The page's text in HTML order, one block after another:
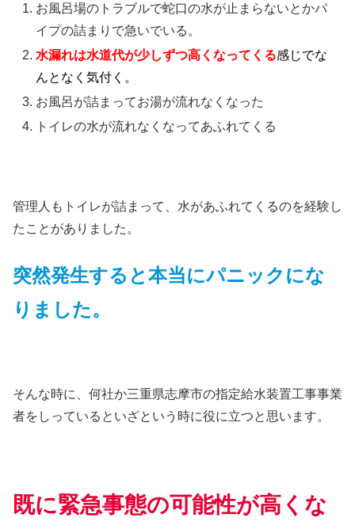
お風呂場のトラブルで蛇口の水が止まらないとかパ
イプの詰まりで急いでいる。
水漏れは水道代が少しずつ高くなってくる感じでな
んとなく気付く。
お風呂が詰まってお湯が流れなくなった
トイレの水が流れなくなってあふれてくる
管理人もトイレが詰まって、水があふれてくるのを経験し
たことがありました。
突然発生すると本当にパニックにな
りました。
そんな時に、何社か三重県志摩市の指定給水装置工事事業
者をしっているといざという時に役に立つと思います。
既に緊急事態の可能性が高くな